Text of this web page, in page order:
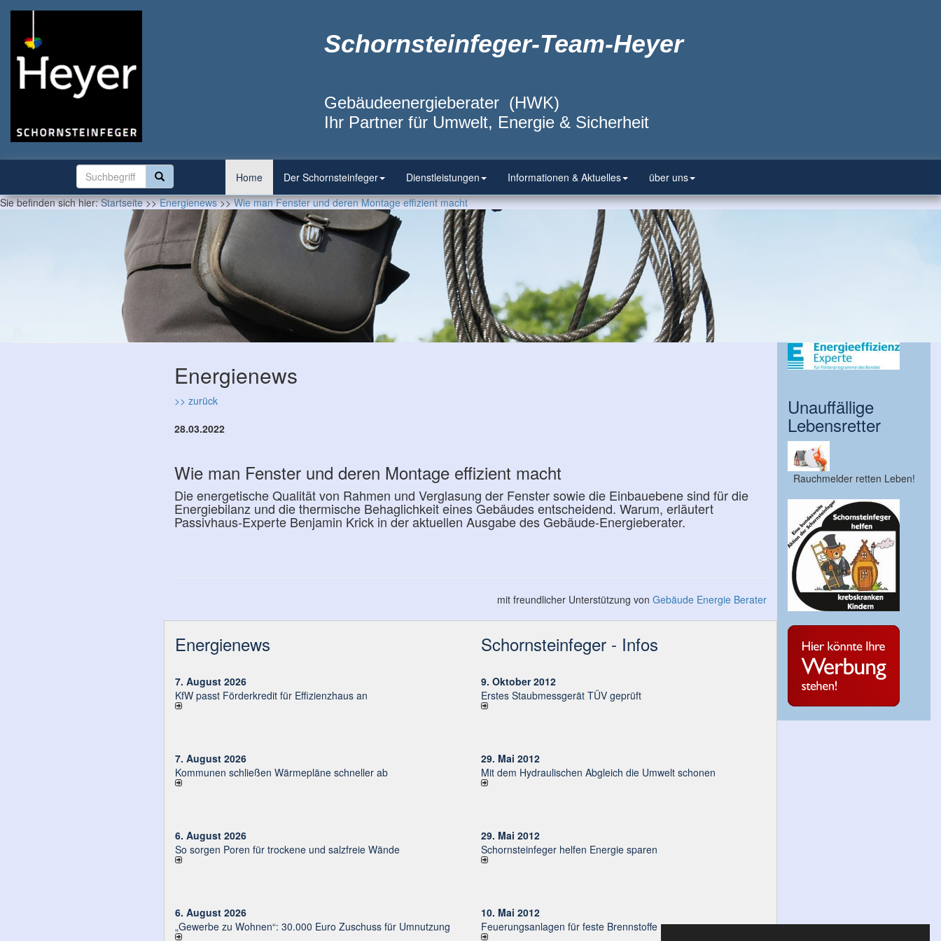
Schornsteinfeger-Team-Heyer
Gebäudeenergieberater (HWK)
Ihr Partner für Umwelt, Energie & Sicherheit
Home Der Schornsteinfeger Dienstleistungen Informationen & Aktuelles
über uns
Sie befinden sich hier:Startseite>>Energienews>>Wie man Fenster und deren Montage effizient macht
Energienews
>> zurück
28.03.2022
Wie man Fenster und deren Montage effizient macht
Die energetische Qualität von Rahmen und Verglasung der Fenster sowie die Einbauebene sind für die
Energiebilanz und die thermische Behaglichkeit eines Gebäudes entscheidend. Warum, erläutert
Passivhaus-Experte Benjamin Krick in der aktuellen Ausgabe des Gebäude-Energieberater.
mit freundlicher Unterstützung von Gebäude Energie Berater
Energienews
7. August 2026
KfW passt Förderkredit für Effizienzhaus an
7. August 2026
Kommunen schließen Wärmepläne schneller ab
6. August 2026
So sorgen Poren für trockene und salzfreie Wände
6. August 2026
„Gewerbe zu Wohnen“: 30.000 Euro Zu­schuss für Um­nut­zung
Schornsteinfeger - Infos
9. Oktober 2012
Erstes Staubmessgerät TÜV geprüft
29. Mai 2012
Mit dem Hydraulischen Abgleich die Umwelt schonen
29. Mai 2012
Schornsteinfeger helfen Energie sparen
10. Mai 2012
Feuerungsanlagen für feste Brennstoffe
Unauffällige
Lebensretter
Rauchmelder retten Leben!